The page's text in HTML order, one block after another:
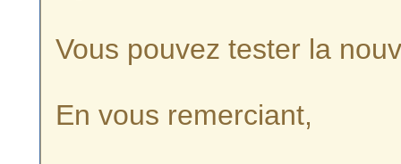
Vous pouvez tester la
En vous remerciant,